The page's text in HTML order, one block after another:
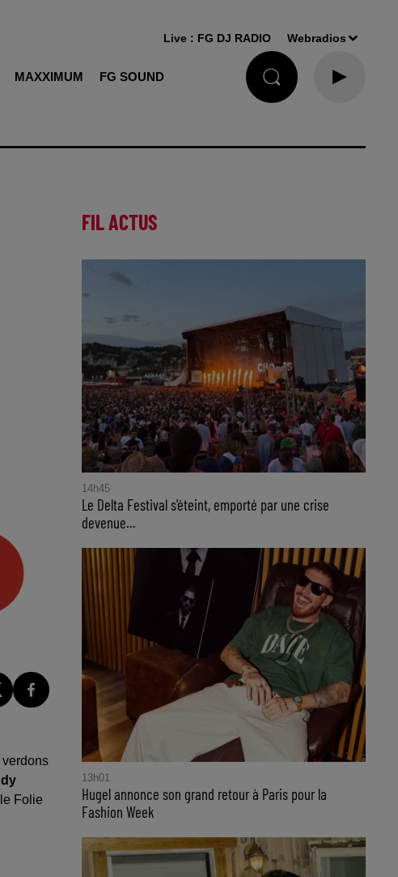
MAXXIMUM FG SOUND
Live : FG DJ RADIO Webradios
Folie
FIL ACTUS
14h45
Le Delta Festival s'éteint, emporté par une crise
devenue...
13h01
Hugel annonce son grand retour à Paris pour la
Fashion Week